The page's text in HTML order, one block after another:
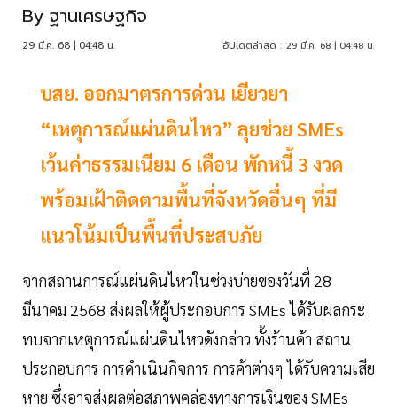
By ฐานเศรษฐกิจ
29 มี.ค. 68 | 04:48 น. อัปเดตล่าสุด : 29 มี.ค. 68 | 04:48 น.
บสย. ออกมาตรการด่วน เยียวยา
“เหตุการณ์แผ่นดินไหว” ลุยช่วย SMEs
เว้นค่าธรรมเนียม 6 เดือน พักหนี้ 3 งวด
พร้อมเฝ้าติดตามพื้นที่จังหวัดอื่นๆ ที่มี
แนวโน้มเป็นพื้นที่ประสบภัย
จากสถานการณ์แผ่นดินไหวในช่วงบ่ายของวันที่ 28
มีนาคม 2568 ส่งผลให้ผู้ประกอบการ SMEs ได้รับผลกระ
ทบจากเหตุการณ์แผ่นดินไหวดังกล่าว ทั้งร้านค้า สถาน
ประกอบการ การดำเนินกิจการ การค้าต่างๆ ได้รับความเสีย
หาย ซึ่งอาจส่งผลต่อสภาพคล่องทางการเงินของ SMEs